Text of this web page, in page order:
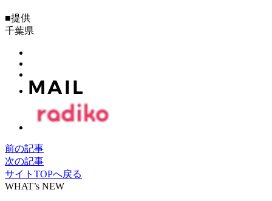
■提供
千葉県
前の記事
次の記事
サイトTOPへ戻る
WHAT’s NEW